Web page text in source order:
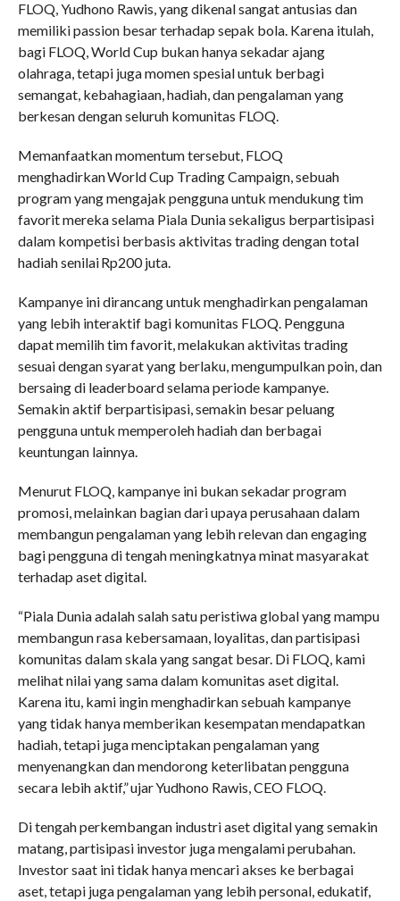
FLOQ, Yudhono Rawis, yang dikenal sangat antusias dan
memiliki passion besar terhadap sepak bola. Karena itulah,
bagi FLOQ, World Cup bukan hanya sekadar ajang
olahraga, tetapi juga momen spesial untuk berbagi
semangat, kebahagiaan, hadiah, dan pengalaman yang
berkesan dengan seluruh komunitas FLOQ.
Memanfaatkan momentum tersebut, FLOQ
menghadirkan World Cup Trading Campaign, sebuah
program yang mengajak pengguna untuk mendukung tim
favorit mereka selama Piala Dunia sekaligus berpartisipasi
dalam kompetisi berbasis aktivitas trading dengan total
hadiah senilai Rp200 juta.
Kampanye ini dirancang untuk menghadirkan pengalaman
yang lebih interaktif bagi komunitas FLOQ. Pengguna
dapat memilih tim favorit, melakukan aktivitas trading
sesuai dengan syarat yang berlaku, mengumpulkan poin, dan
bersaing di leaderboard selama periode kampanye.
Semakin aktif berpartisipasi, semakin besar peluang
pengguna untuk memperoleh hadiah dan berbagai
keuntungan lainnya.
Menurut FLOQ, kampanye ini bukan sekadar program
promosi, melainkan bagian dari upaya perusahaan dalam
membangun pengalaman yang lebih relevan dan engaging
bagi pengguna di tengah meningkatnya minat masyarakat
terhadap aset digital.
“Piala Dunia adalah salah satu peristiwa global yang mampu
membangun rasa kebersamaan, loyalitas, dan partisipasi
komunitas dalam skala yang sangat besar. Di FLOQ, kami
melihat nilai yang sama dalam komunitas aset digital.
Karena itu, kami ingin menghadirkan sebuah kampanye
yang tidak hanya memberikan kesempatan mendapatkan
hadiah, tetapi juga menciptakan pengalaman yang
menyenangkan dan mendorong keterlibatan pengguna
secara lebih aktif,” ujar Yudhono Rawis, CEO FLOQ.
Di tengah perkembangan industri aset digital yang semakin
matang, partisipasi investor juga mengalami perubahan.
Investor saat ini tidak hanya mencari akses ke berbagai
aset, tetapi juga pengalaman yang lebih personal, edukatif,